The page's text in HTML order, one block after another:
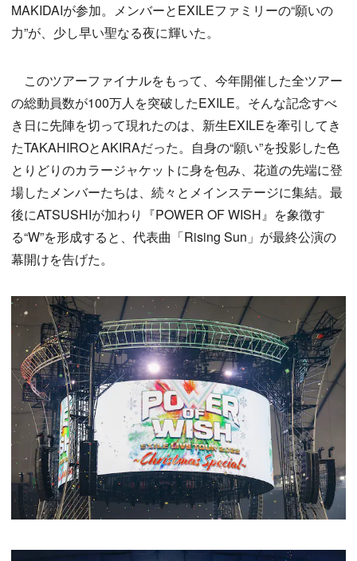
MAKIDAIが参加。メンバーとEXILEファミリーの“願いの
力”が、少し早い聖なる夜に輝いた。
このツアーファイナルをもって、今年開催した全ツアー
の総動員数が100万人を突破したEXILE。そんな記念すべ
き日に先陣を切って現れたのは、新生EXILEを牽引してき
たTAKAHIROとAKIRAだった。自身の“願い”を投影した色
とりどりのカラージャケットに身を包み、花道の先端に登
場したメンバーたちは、続々とメインステージに集結。最
後にATSUSHIが加わり『POWER OF WISH』を象徴す
る“W”を形成すると、代表曲「Rising Sun」が最終公演の
幕開けを告げた。